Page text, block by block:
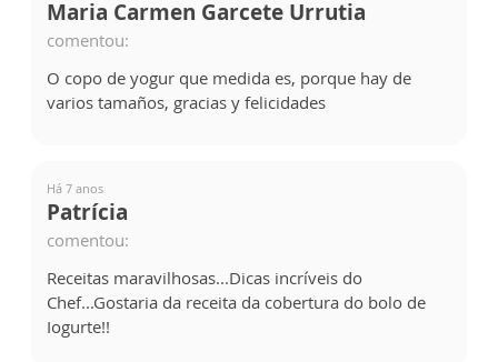
Maria Carmen Garcete Urrutia
comentou:
O copo de yogur que medida es, porque hay de
varios tamaños, gracias y felicidades
Há 7 anos
Patrícia
comentou:
Receitas maravilhosas...Dicas incríveis do
Chef...Gostaria da receita da cobertura do bolo de
Iogurte!!